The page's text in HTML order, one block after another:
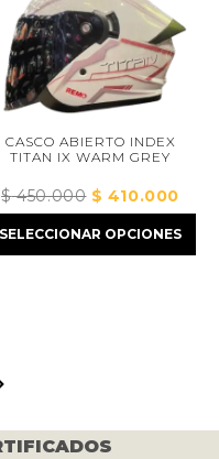
ABIERTO INDEX
IX WARM GREY
450.000El
precio
original
$410.000El
precio
actual
OPCIONES